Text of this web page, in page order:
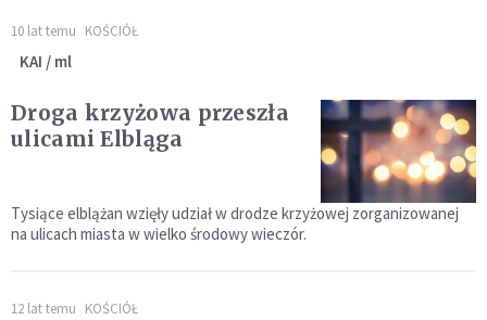
10 lat temu KOŚCIÓŁ
KAI / ml
Droga krzyżowa przeszła
ulicami Elbląga
Tysiące elblążan wzięły udział w drodze krzyżowej zorganizowanej
na ulicach miasta w wielko środowy wieczór.
12 lat temu KOŚCIÓŁ